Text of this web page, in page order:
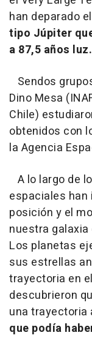
han deparado
tipo Júpiter
a 87,5 años luz.
Sendos
Dino Mesa
Chile)
obtenidos con
la Agencia
A lo largo de
espaciales
posición y el
nuestra
Los planetas
sus estrellas
trayectoria en
descubrieron
una trayectoria
que podía